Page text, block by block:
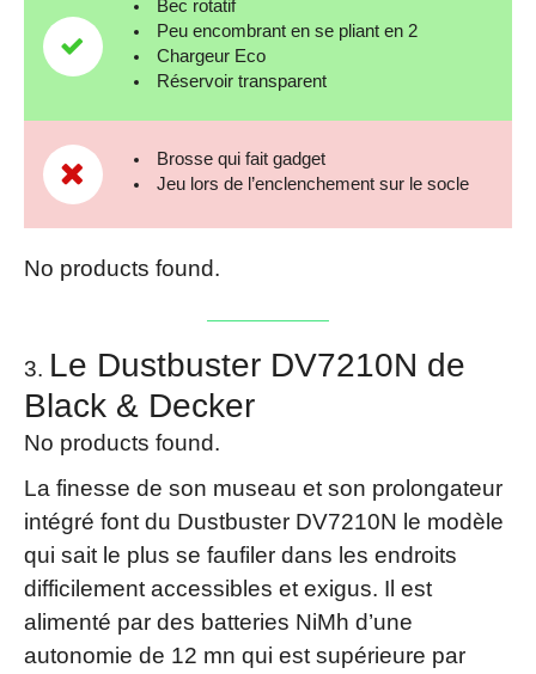
Bec rotatif
Peu encombrant en se pliant en 2
Chargeur Eco
Réservoir transparent
Brosse qui fait gadget
Jeu lors de l’enclenchement sur le socle
No products found.
Le Dustbuster DV7210N de
Black & Decker
No products found.
La finesse de son museau et son prolongateur
intégré font du Dustbuster DV7210N le modèle
qui sait le plus se faufiler dans les endroits
difficilement accessibles et exigus. Il est
alimenté par des batteries NiMh d’une
autonomie de 12 mn qui est supérieure par